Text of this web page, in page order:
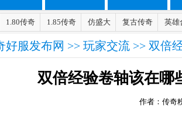
1.80传奇 1.85传奇 仿盛大 复古传奇 英雄
好服发布网 >> 玩家交流 >> 双倍
双倍经验卷轴该在哪
作者：传奇